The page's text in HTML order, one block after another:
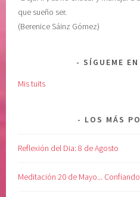
que sueño ser.
(Berenice Sáinz Gómez)
SÍGUEME
Mis tuits
LOS MÁS
Reflexión del Dia: 8 de Agosto
Meditación 20 de Mayo...